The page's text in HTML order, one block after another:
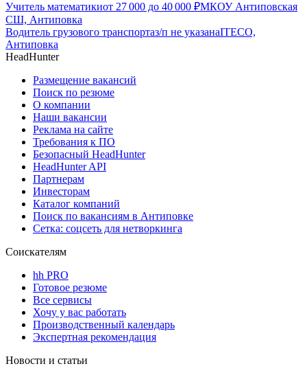
Учитель математикиот 27 000 до 40 000 ₽МКОУ Антиповская
СШ, Антиповка
Водитель грузового транспортаз/п не указанаITECO,
Антиповка
HeadHunter
Размещение вакансий
Поиск по резюме
О компании
Наши вакансии
Реклама на сайте
Требования к ПО
Безопасный HeadHunter
HeadHunter API
Партнерам
Инвесторам
Каталог компаний
Поиск по вакансиям в Антиповке
Сетка: соцсеть для нетворкинга
Соискателям
hh PRO
Готовое резюме
Все сервисы
Хочу у вас работать
Производственный календарь
Экспертная рекомендация
Новости и статьи